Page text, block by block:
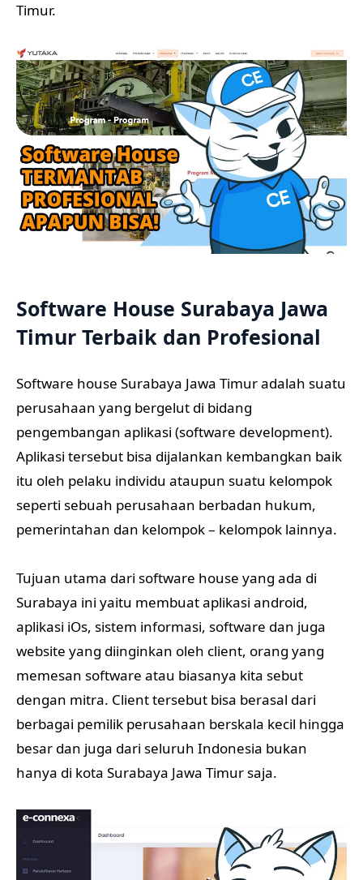
Timur.
Software House Surabaya Jawa
Timur Terbaik dan Profesional
Software house Surabaya Jawa Timur adalah suatu
perusahaan yang bergelut di bidang
pengembangan aplikasi (software development).
Aplikasi tersebut bisa dijalankan kembangkan baik
itu oleh pelaku individu ataupun suatu kelompok
seperti sebuah perusahaan berbadan hukum,
pemerintahan dan kelompok – kelompok lainnya.
Tujuan utama dari software house yang ada di
Surabaya ini yaitu membuat aplikasi android,
aplikasi iOs, sistem informasi, software dan juga
website yang diinginkan oleh client, orang yang
memesan software atau biasanya kita sebut
dengan mitra. Client tersebut bisa berasal dari
berbagai pemilik perusahaan berskala kecil hingga
besar dan juga dari seluruh Indonesia bukan
hanya di kota Surabaya Jawa Timur saja.